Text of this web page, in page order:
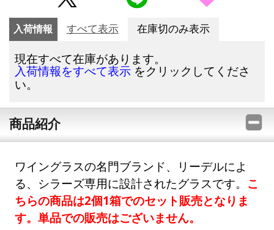
入荷情報 すべて表示 在庫切のみ表示
現在すべて在庫があります。
入荷情報をすべて表示 をクリックしてくださ
い。
商品紹介
ワイングラスの名門ブランド、リーデルによ
る、シラーズ専用に設計されたグラスです。 こ
ちらの商品は2個1箱でのセット販売となりま
す。単品での販売はございません。